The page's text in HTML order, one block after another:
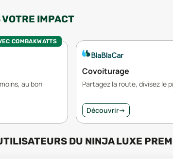
IMPACT
COMBAKWATTS
au bon
Covoiturage
Partagez la route, divisez le
Découvrir→
DU NINJA LUXE